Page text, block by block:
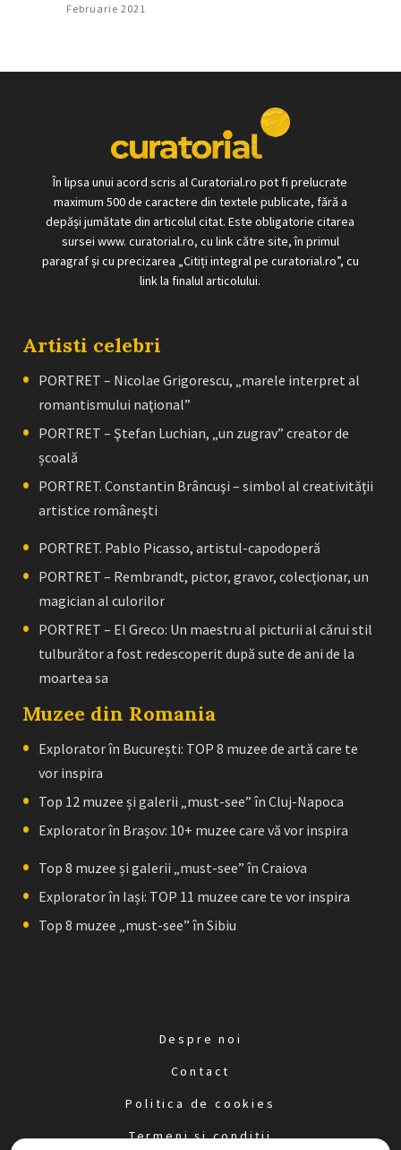
Februarie 2021
În lipsa unui acord scris al Curatorial.ro pot fi prelucrate
maximum 500 de caractere din textele publicate, fără a
depăși jumătate din articolul citat. Este obligatorie citarea
sursei www. curatorial.ro, cu link către site, în primul
paragraf și cu precizarea „Citiți integral pe curatorial.ro”, cu
link la finalul articolului.
Artisti celebri
PORTRET – Nicolae Grigorescu, „marele interpret al
romantismului naţional”
PORTRET – Ştefan Luchian, „un zugrav” creator de
școală
PORTRET. Constantin Brâncuşi – simbol al creativităţii
artistice româneşti
PORTRET. Pablo Picasso, artistul-capodoperă
PORTRET – Rembrandt, pictor, gravor, colecţionar, un
magician al culorilor
PORTRET – El Greco: Un maestru al picturii al cărui stil
tulburător a fost redescoperit după sute de ani de la
moartea sa
Muzee din Romania
Explorator în București: TOP 8 muzee de artă care te
vor inspira
Top 12 muzee și galerii „must-see” în Cluj-Napoca
Explorator în Brașov: 10+ muzee care vă vor inspira
Top 8 muzee și galerii „must-see” în Craiova
Explorator în Iași: TOP 11 muzee care te vor inspira
Top 8 muzee „must-see” în Sibiu
Despre noi
Contact
Politica de cookies
Termeni și condiții